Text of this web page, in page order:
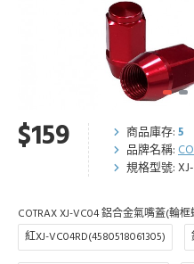
$159 商品庫存: 5
品牌名稱:
規格型號:
COTRAX XJ-VC04 鋁合金氣嘴蓋(輪
紅XJ-VC04RD(4580518061305)